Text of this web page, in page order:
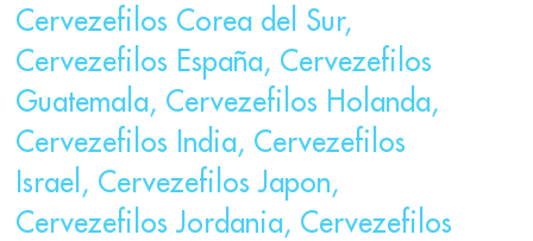
Cervezefilos Corea del Sur,
Cervezefilos España, Cervezefilos
Guatemala, Cervezefilos Holanda,
Cervezefilos India, Cervezefilos
Israel , Cervezefilos Japon,
Cervezefilos Jordania, Cervezefilos